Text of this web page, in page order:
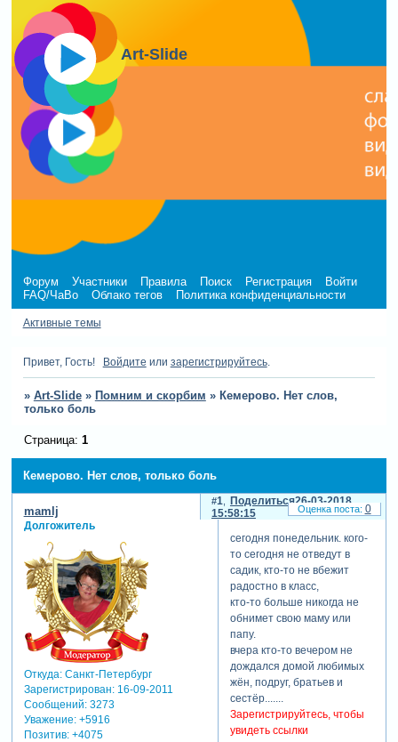
Art-Slide
Форум Участники Правила Поиск Регистрация
Войти
FAQ/ЧаВо
Облако тегов Политика конфиденциальности
Активные темы
Привет, Гость! Войдите или зарегистрируйтесь.
» Art-Slide » Помним и скорбим » Кемерово. Нет слов,
только боль
Кемерово. Нет слов, только боль
Страница: 1
Поделиться
1
26-03-2018
15:58:15
mamlj
Долгожитель
Откуда:Санкт-Петербург
Зарегистрирован: 16-09-2011
Сообщений:3273
Уважение: +5916
Позитив: +4075
сегодня понедельник. кого-
то сегодня не отведут в
садик, кто-то не вбежит
радостно в класс,
кто-то больше никогда не
обнимет свою маму или
папу.
вчера кто-то вечером не
дождался домой любимых
жён, подруг, братьев и
сестёр.......
Зарегистрируйтесь, чтобы
увидеть ссылки
0